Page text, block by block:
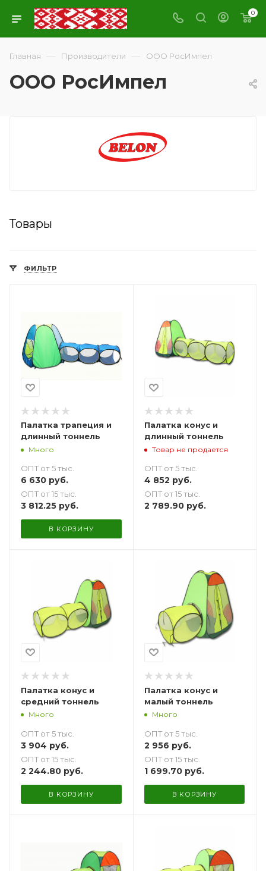
0
Главная — Производители — ООО РосИмпел
ООО РосИмпел
Товары
ФИЛЬТР
Палатка трапеция и
длинный тоннель
Много
ОПТ от 5 тыс.
6 630 руб.
ОПТ от 15 тыс.
3 812.25 руб.
В КОРЗИНУ
Палатка конус и
длинный тоннель
Товар не продается
ОПТ от 5 тыс.
4 852 руб.
ОПТ от 15 тыс.
2 789.90руб.
Палатка конус и
средний тоннель
Много
ОПТ от 5 тыс.
3 904 руб.
ОПТ от 15 тыс.
2 244.80 руб.
В КОРЗИНУ
Палатка конус и
малый тоннель
Много
ОПТ от 5 тыс.
2 956 руб.
ОПТ от 15 тыс.
1 699.70руб.
В КОРЗИНУ